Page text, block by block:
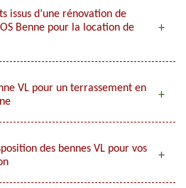
issus d’une rénovation de
Benne pour la location de
VL pour un terrassement en
des bennes VL pour vos